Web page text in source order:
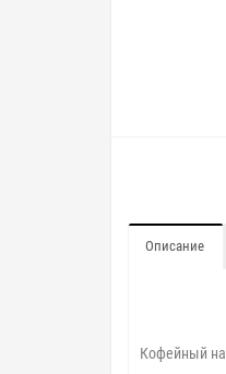
Описание
Кофейный